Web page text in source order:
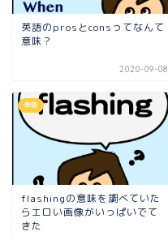
英語のprosとconsってなんて
意味？
2020-09-08
単語
flashingの意味を調べていた
らエロい画像がいっぱいでて
きた